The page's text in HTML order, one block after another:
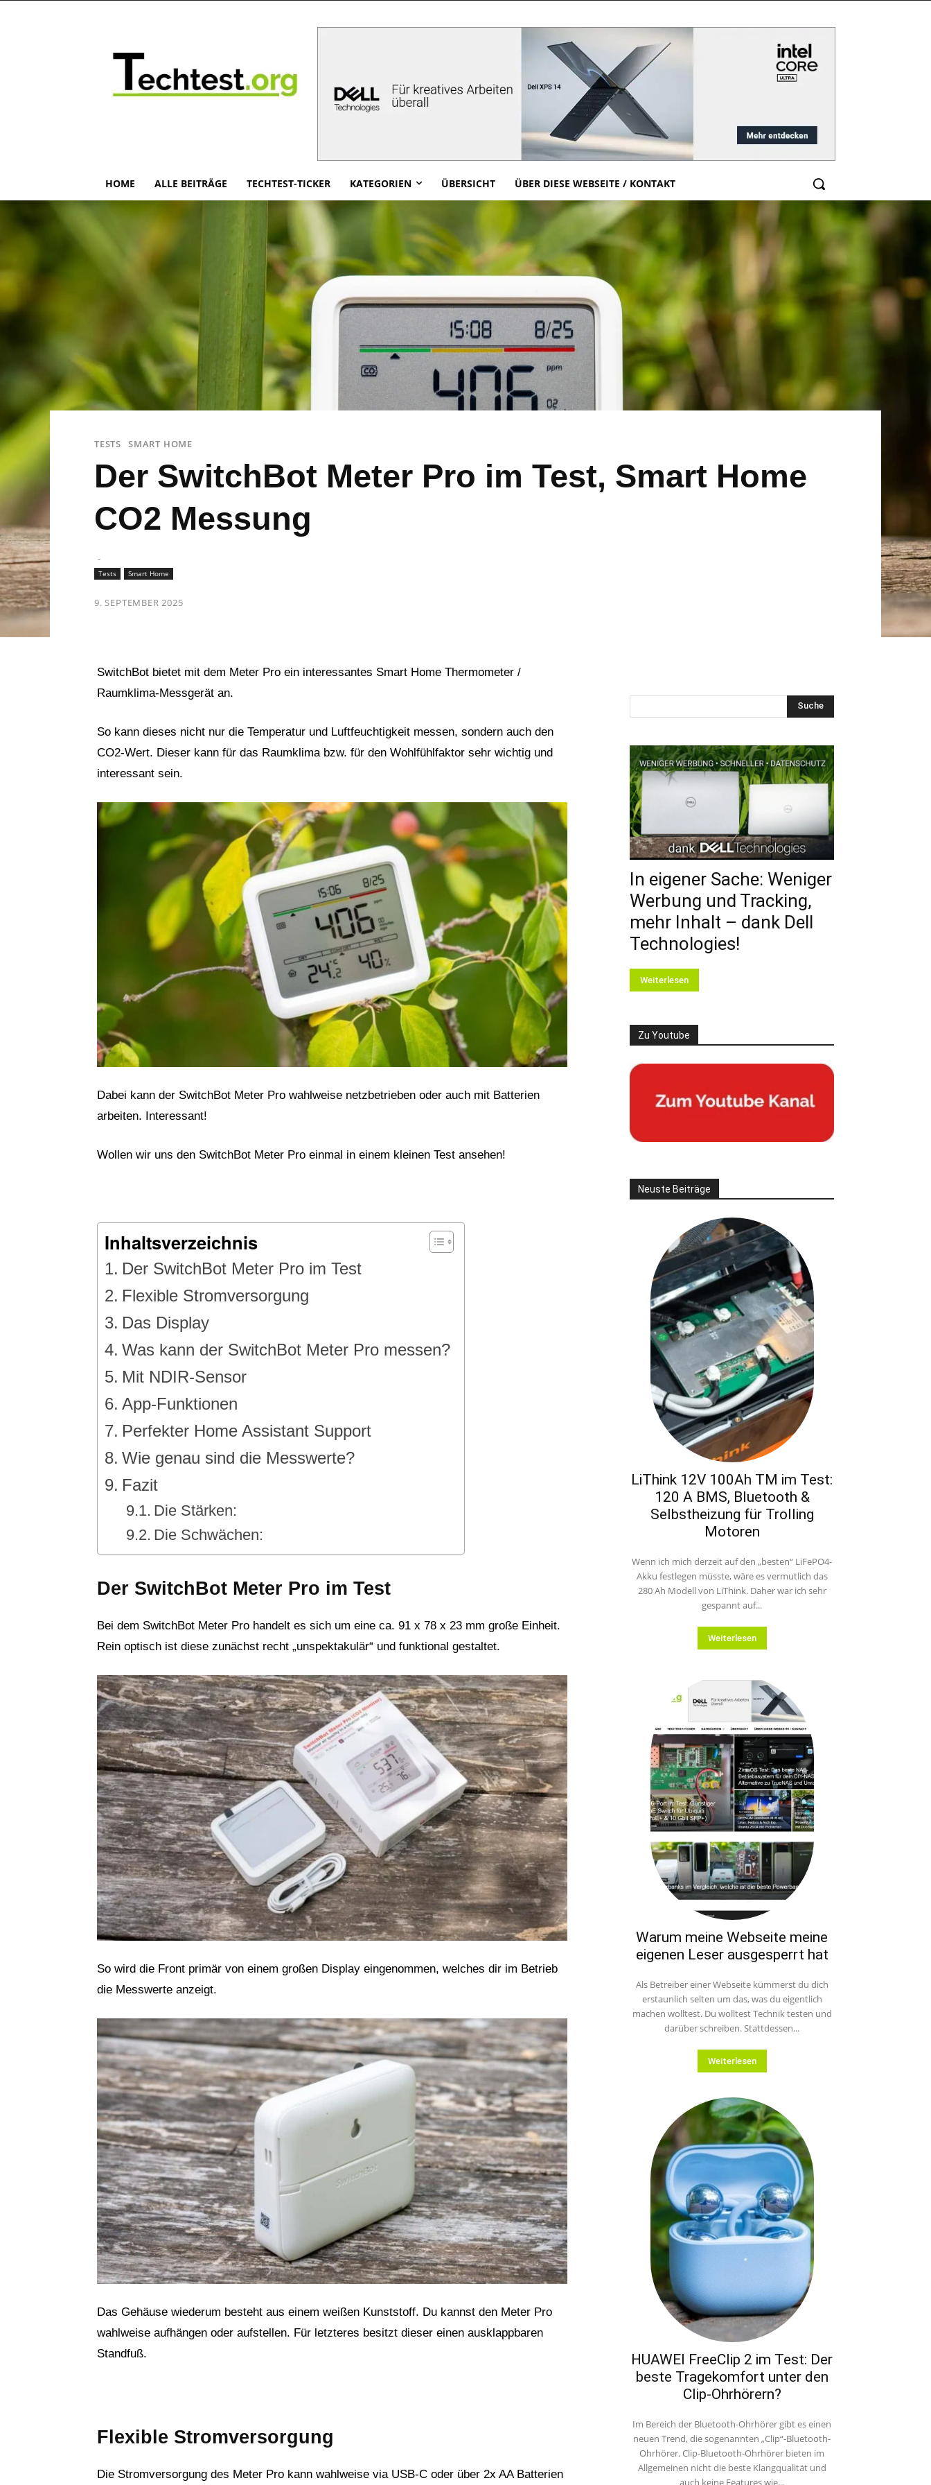
HOME ALLE BEITRÄGE TECHTEST-TICKER KATEGORIEN ÜBERSICHT ÜBER DIESE WEBSEITE / KONTAKT
TESTS SMART HOME
Der SwitchBot Meter Pro im Test, Smart Home
CO2 Messung
-
Tests
Smart Home
9. SEPTEMBER 2025
SwitchBot bietet mit dem Meter Pro ein interessantes Smart Home Thermometer /
Raumklima-Messgerät an.
So kann dieses nicht nur die Temperatur und Luftfeuchtigkeit messen, sondern auch den
CO2-Wert. Dieser kann für das Raumklima bzw. für den Wohlfühlfaktor sehr wichtig und
interessant sein.
Dabei kann der SwitchBot Meter Pro wahlweise netzbetrieben oder auch mit Batterien
arbeiten. Interessant!
Wollen wir uns den SwitchBot Meter Pro einmal in einem kleinen Test ansehen!
Inhaltsverzeichnis
Der SwitchBot Meter Pro im Test
Flexible Stromversorgung
Das Display
Was kann der SwitchBot Meter Pro messen?
Mit NDIR-Sensor
App-Funktionen
Perfekter Home Assistant Support
Wie genau sind die Messwerte?
Fazit
Die Stärken:
Die Schwächen:
Der SwitchBot Meter Pro im Test
Bei dem SwitchBot Meter Pro handelt es sich um eine ca. 91 x 78 x 23 mm große Einheit.
Rein optisch ist diese zunächst recht „unspektakulär“ und funktional gestaltet.
So wird die Front primär von einem großen Display eingenommen, welches dir im Betrieb
die Messwerte anzeigt.
Das Gehäuse wiederum besteht aus einem weißen Kunststoff. Du kannst den Meter Pro
wahlweise aufhängen oder aufstellen. Für letzteres besitzt dieser einen ausklappbaren
Standfuß.
Flexible Stromversorgung
Die Stromversorgung des Meter Pro kann wahlweise via USB-C oder über 2x AA Batterien
Suche
In eigener Sache: Weniger
Werbung und Tracking,
mehr Inhalt – dank Dell
Technologies!
Weiterlesen
Zu Youtube
Neuste Beiträge
LiThink 12V 100Ah TM im Test:
120 A BMS, Bluetooth &
Selbstheizung für Trolling
Motoren
Wenn ich mich derzeit auf den „besten“ LiFePO4-
Akku festlegen müsste, wäre es vermutlich das
280 Ah Modell von LiThink. Daher war ich sehr
gespannt auf...
Weiterlesen
Warum meine Webseite meine
eigenen Leser ausgesperrt hat
Als Betreiber einer Webseite kümmerst du dich
erstaunlich selten um das, was du eigentlich
machen wolltest. Du wolltest Technik testen und
darüber schreiben. Stattdessen...
Weiterlesen
HUAWEI FreeClip 2 im Test: Der
beste Tragekomfort unter den
Clip-Ohrhörern?
Im Bereich der Bluetooth-Ohrhörer gibt es einen
neuen Trend, die sogenannten „Clip“-Bluetooth-
Ohrhörer. Clip-Bluetooth-Ohrhörer bieten im
Allgemeinen nicht die beste Klangqualität und
auch keine Features wie...